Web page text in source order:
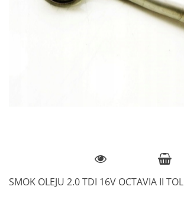
SMOK OLEJU 2.0 TDI 16V OCTAVIA II